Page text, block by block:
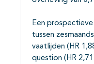
Een
tussen
vaatlijden (HR
question (HR